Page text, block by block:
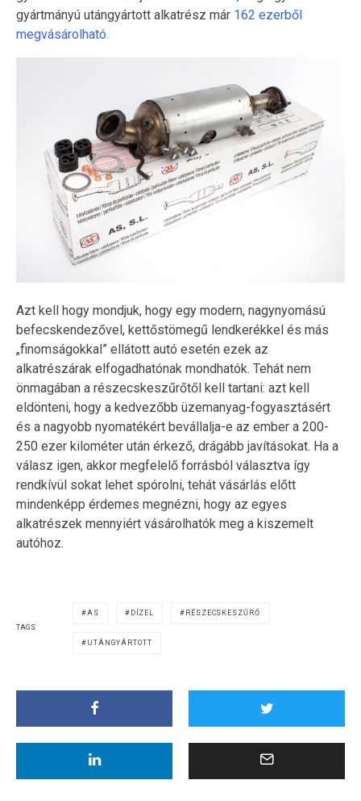
gyártmányú utángyártott alkatrész már 162 ezerből
megvásárolható.
Azt kell hogy mondjuk, hogy egy modern, nagynyomású
befecskendezővel, kettőstömegű lendkerékkel és más
„finomságokkal” ellátott autó esetén ezek az
alkatrészárak elfogadhatónak mondhatók. Tehát nem
önmagában a részecskeszűrőtől kell tartani: azt kell
eldönteni, hogy a kedvezőbb üzemanyag-fogyasztásért
és a nagyobb nyomatékért bevállalja-e az ember a 200-
250 ezer kilométer után érkező, drágább javításokat. Ha a
válasz igen, akkor megfelelő forrásból választva így
rendkívül sokat lehet spórolni, tehát vásárlás előtt
mindenképp érdemes megnézni, hogy az egyes
alkatrészek mennyiért vásárolhatók meg a kiszemelt
autóhoz.
TAGS
AS DÍZEL RÉSZECSKESZŰRŐ
UTÁNGYÁRTOTT